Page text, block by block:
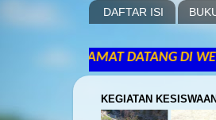
DAFTAR ISI
SELAMAT DATANG DI
KEGIATAN KESISWAAN